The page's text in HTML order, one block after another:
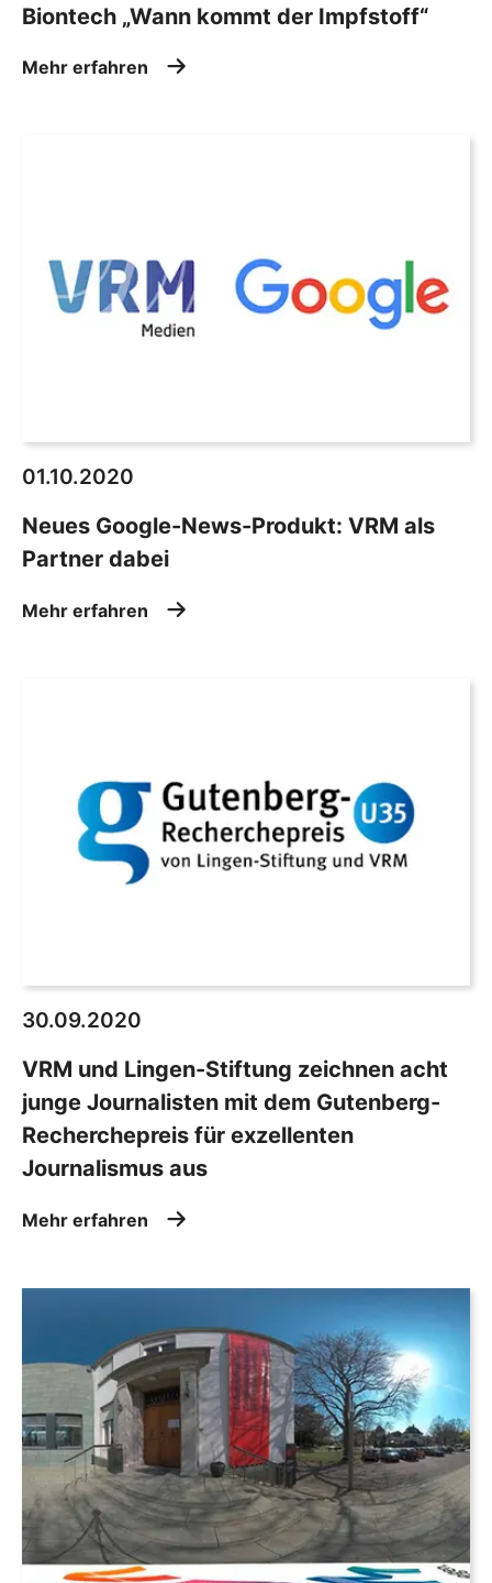
Biontech „Wann kommt der Impfstoff“
Mehr erfahren
01.10.2020
Neues Google-News-Produkt: VRM als
Partner dabei
Mehr erfahren
30.09.2020
VRM und Lingen-Stiftung zeichnen acht
junge Journalisten mit dem Gutenberg-
Recherchepreis für exzellenten
Journalismus aus
Mehr erfahren